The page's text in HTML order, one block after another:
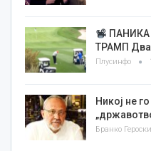
ТРАМП Два
Плусинфо
Никој не
Бранко Героски